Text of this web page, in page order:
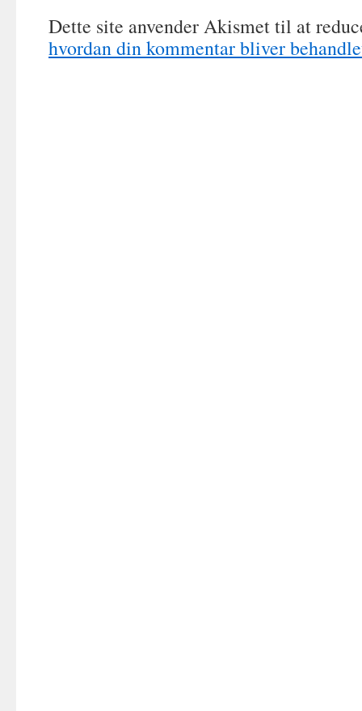
Dette site anvender Akismet til at
hvordan din kommentar bliver